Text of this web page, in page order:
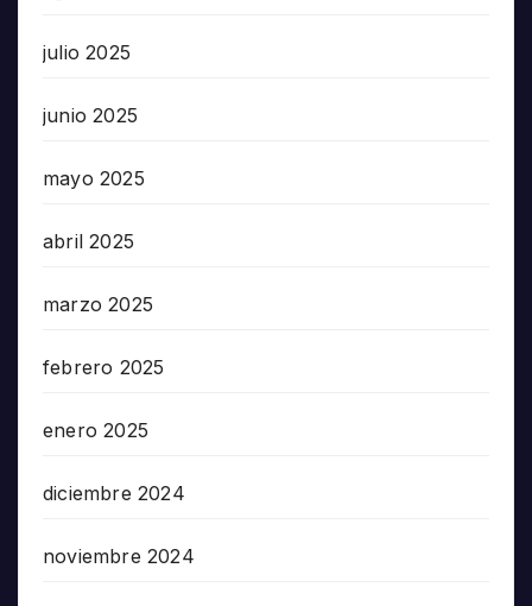
julio 2025
junio 2025
mayo 2025
abril 2025
marzo 2025
febrero 2025
enero 2025
diciembre 2024
noviembre 2024